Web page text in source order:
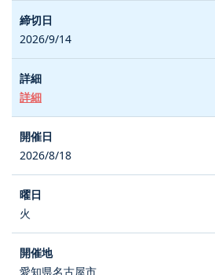
2026/9/14
詳細
2026/8/18
火
愛知県名古屋市